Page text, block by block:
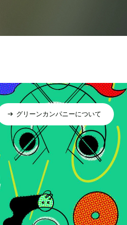
グリーンカンパニーについて